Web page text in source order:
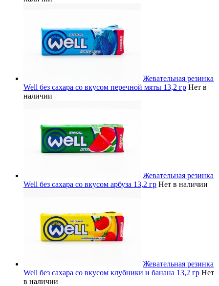
Жевательная резинка
Well без сахара со вкусом перечной мяты 13,2 гр Нет в
наличии
Жевательная резинка
Well без сахара со вкусом арбуза 13,2 гр Нет в наличии
Жевательная резинка
Well без сахара со вкусом клубники и банана 13,2 гр Нет
в наличии